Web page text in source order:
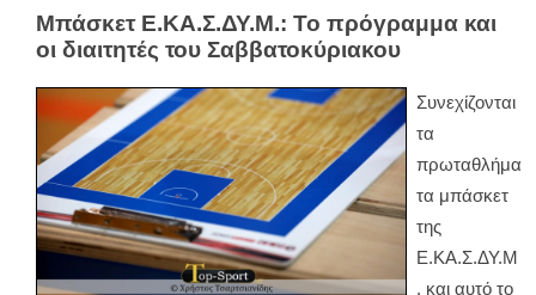
Μπάσκετ Ε.ΚΑ.Σ.ΔΥ.Μ.: Το πρόγραμμα και
οι διαιτητές του Σαββατοκύριακου
Συνεχίζονται
τα
πρωταθλήμα
τα μπάσκετ
της
Ε.ΚΑ.Σ.ΔΥ.Μ
. και αυτό το